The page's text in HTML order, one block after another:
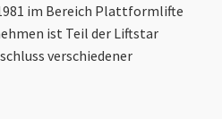
im Bereich Plattformlifte
ist Teil der Liftstar
verschiedener